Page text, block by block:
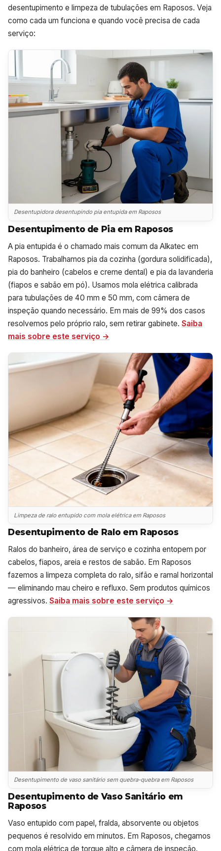
desentupimento e limpeza de tubulações em Raposos. Veja
como cada um funciona e quando você precisa de cada
serviço:
Desentupidora desentupindo pia entupida em Raposos
Desentupimento de Pia em Raposos
A pia entupida é o chamado mais comum da Alkatec em
Raposos. Trabalhamos pia da cozinha (gordura solidificada),
pia do banheiro (cabelos e creme dental) e pia da lavanderia
(fiapos e sabão em pó). Usamos mola elétrica calibrada
para tubulações de 40 mm e 50 mm, com câmera de
inspeção quando necessário. Em mais de 99% dos casos
resolvemos pelo próprio ralo, sem retirar gabinete. Saiba
mais sobre este serviço →
Limpeza de ralo entupido com mola elétrica em Raposos
Desentupimento de Ralo em Raposos
Ralos do banheiro, área de serviço e cozinha entopem por
cabelos, fiapos, areia e restos de sabão. Em Raposos
fazemos a limpeza completa do ralo, sifão e ramal horizontal
— eliminando mau cheiro e refluxo. Sem produtos químicos
agressivos. Saiba mais sobre este serviço →
Desentupimento de vaso sanitário sem quebra-quebra em Raposos
Desentupimento de Vaso Sanitário em
Raposos
Vaso entupido com papel, fralda, absorvente ou objetos
pequenos é resolvido em minutos. Em Raposos, chegamos
com mola elétrica de torque alto e câmera de inspeção.